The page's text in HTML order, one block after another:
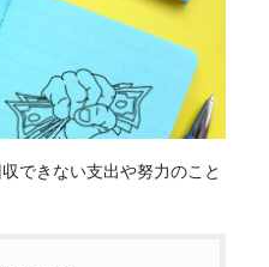
できない支出や努力のこと